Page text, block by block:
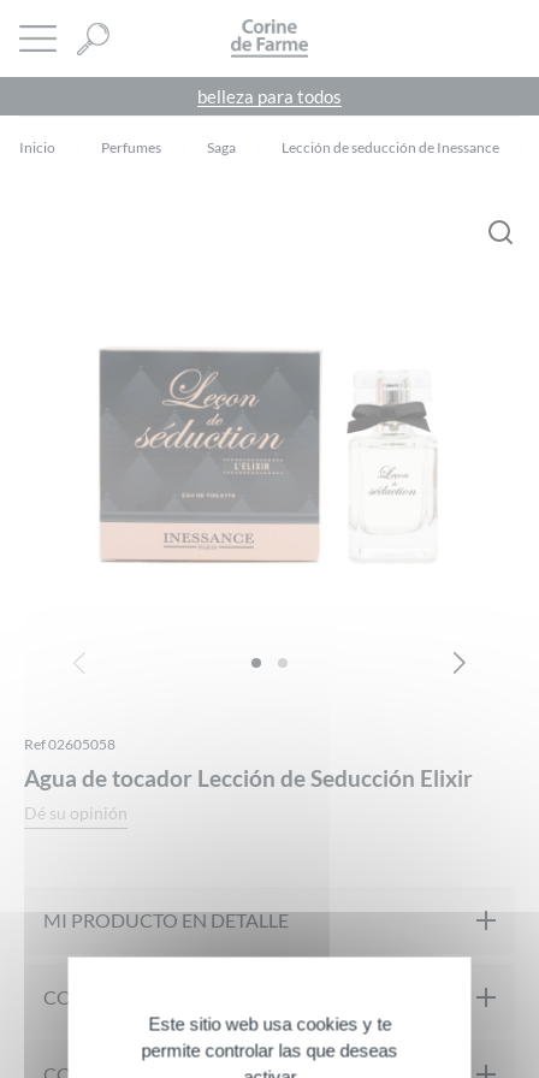
abrir menú CORINE DE FARME
belleza para todos
Inicio Perfumes Saga Lección de seducción de Inessance
Ref 02605058
Agua de tocador Lección de Seducción Elixir
Dé su opinión
MI PRODUCTO EN DETALLE
La Lección de Seducción Elixir es un agua de tocador
cautivadora, a la imagen de las mujeres atrevidas con una
feminidad afirmada. Más allá de las convenciones, se revela
COMPOSICIÓN
Alcohol Denat., Aqua, Perfume, Linalool, Limonene, Geraniol,
Este sitio web usa cookies y te
permite controlar las que deseas